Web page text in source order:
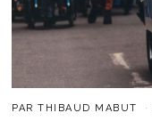
PARTHIBAUD MABUT